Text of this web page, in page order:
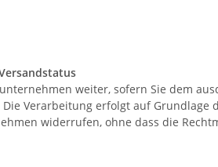
weiter, sofern Sie dem
Verarbeitung erfolgt auf Grundlage
widerrufen, ohne dass die